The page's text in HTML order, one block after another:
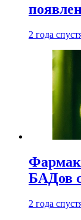
2 года
БАДов
2 года